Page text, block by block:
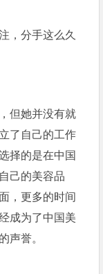
但她并没有就
了自己的工作
择的是在中国
己的美容品
，更多的时间
成为了中国美
声誉。